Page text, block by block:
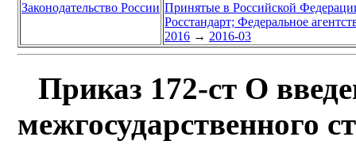
Законодательство России Принятые в Российской
Росстандарт; Федеральное
2016 → 2016-03
Приказ 172-ст О
межгосударственного